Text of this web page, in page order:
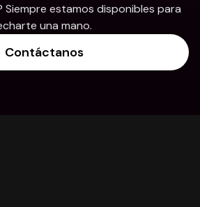
Siempre estamos disponibles para
una mano.
Contáctanos